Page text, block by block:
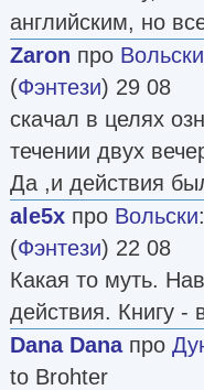
английским, но
Zaron про Вольски
(Фэнтези) 29 08
скачал в целях
течении двух
Да ,и действия
ale5x про Вольски:
(Фэнтези) 22 08
Какая то муть.
действия. Книгу -
Dana Danaпро
to Brohter